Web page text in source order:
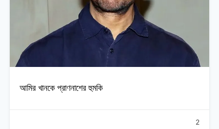
আমির খানকে প্রাণনাশের হুমকি
2